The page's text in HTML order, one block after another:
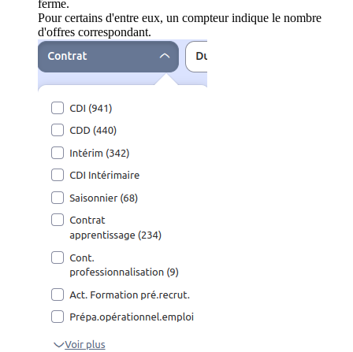
ferme.
Pour certains d'entre eux, un compteur indique le nombre
d'offres correspondant.